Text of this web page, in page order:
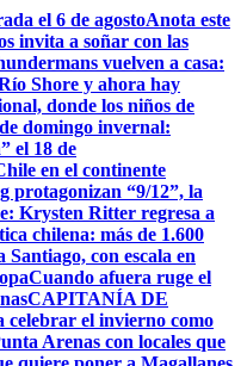
el 6 de agostoAnota este
invita a soñar con las
vuelven a casa:
Shore y ahora hay
donde los niños de
domingo invernal:
el 18 de
en el continente
protagonizan “9/12”, la
Krysten Ritter regresa a
chilena: más de 1.600
con escala en
Cuando afuera ruge el
CAPITANÍA DE
celebrar el invierno como
Arenas con locales que